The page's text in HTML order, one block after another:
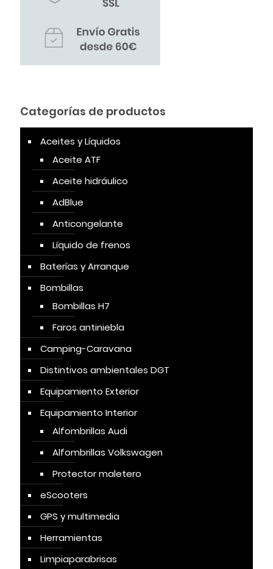
Categorías de productos
Aceites y Líquidos
Aceite ATF
Aceite hidráulico
AdBlue
Anticongelante
Líquido de frenos
Baterías y Arranque
Bombillas
Bombillas H7
Faros antiniebla
Camping-Caravana
Distintivos ambientales DGT
Equipamiento Exterior
Equipamiento Interior
Alfombrillas Audi
Alfombrillas Volkswagen
Protector maletero
eScooters
GPS y multimedia
Herramientas
Limpiaparabrisas